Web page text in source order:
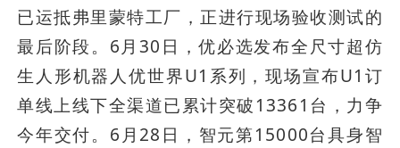
已运抵弗里蒙特工厂，正进行现场验收测试的
最后阶段。6月30日，优必选发布全尺寸超仿
生人形机器人优世界U1系列，现场宣布U1订
单线上线下全渠道已累计突破13361台，力争
今年交付。6月28日，智元第15000台具身智